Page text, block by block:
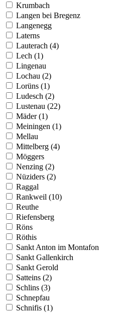
Krumbach
Langen bei Bregenz
Langenegg
Laterns
Lauterach (4)
Lech (1)
Lingenau
Lochau (2)
Lorüns (1)
Ludesch (2)
Lustenau (22)
Mäder (1)
Meiningen (1)
Mellau
Mittelberg (4)
Möggers
Nenzing (2)
Nüziders (2)
Raggal
Rankweil (10)
Reuthe
Riefensberg
Röns
Röthis
Sankt Anton im Montafon
Sankt Gallenkirch
Sankt Gerold
Satteins (2)
Schlins (3)
Schnepfau
Schnifis (1)